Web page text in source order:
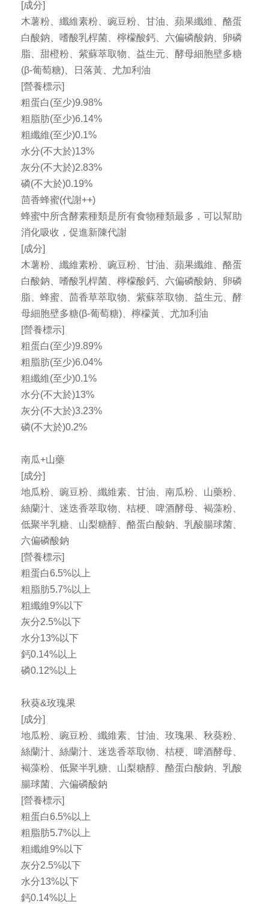
[成分]
木薯粉、纖維素粉、豌豆粉、甘油、蘋果纖維、酪蛋
白酸鈉、嗜酸乳桿菌、檸檬酸鈣、六偏磷酸鈉、卵磷
脂、甜橙粉、紫蘇萃取物、益生元、酵母細胞壁多糖
(β-葡萄糖)、日落黃、尤加利油
[營養標示]
粗蛋白(至少)9.98%
粗脂肪(至少)6.14%
粗纖維(至少)0.1%
水分(不大於)13%
灰分(不大於)2.83%
磷(不大於)0.19%
茴香蜂蜜(代謝++)
蜂蜜中所含酵素種類是所有食物種類最多，可以幫助
消化吸收，促進新陳代謝
[成分]
木薯粉、纖維素粉、豌豆粉、甘油、蘋果纖維、酪蛋
白酸鈉、嗜酸乳桿菌、檸檬酸鈣、六偏磷酸鈉、卵磷
脂、蜂蜜、茴香草萃取物、紫蘇萃取物、益生元、酵
母細胞壁多糖(β-葡萄糖)、檸檬黃、尤加利油
[營養標示]
粗蛋白(至少)9.89%
粗脂肪(至少)6.04%
粗纖維(至少)0.1%
水分(不大於)13%
灰分(不大於)3.23%
磷(不大於)0.2%
南瓜+山藥
[成分]
地瓜粉、豌豆粉、纖維素、甘油、南瓜粉、山藥粉、
絲蘭汁、迷迭香萃取物、桔梗、啤酒酵母、褐藻粉、
低聚半乳糖、山梨糖醇、酪蛋白酸鈉、乳酸腸球菌、
六偏磷酸鈉
[營養標示]
粗蛋白6.5%以上
粗脂肪5.7%以上
粗纖維9%以下
灰分2.5%以下
水分13%以下
鈣0.14%以上
磷0.12%以上
秋葵&玫瑰果
[成分]
地瓜粉、豌豆粉、纖維素、甘油、玫瑰果、秋葵粉、
絲蘭汁、絲蘭汁、迷迭香萃取物、桔梗、啤酒酵母、
褐藻粉、低聚半乳糖、山梨糖醇、酪蛋白酸鈉、乳酸
腸球菌、六偏磷酸鈉
[營養標示]
粗蛋白6.5%以上
粗脂肪5.7%以上
粗纖維9%以下
灰分2.5%以下
水分13%以下
鈣0.14%以上